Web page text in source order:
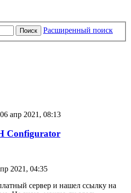
Поиск
Расширенный поиск
06 апр 2021, 08:13
Configurator
2021, 04:35
сервер и нашел ссылку на